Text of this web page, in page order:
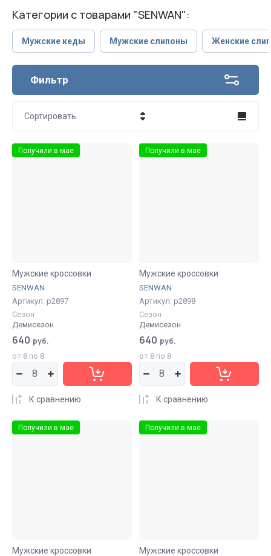
Категории с товарами "SENWAN":
Мужские кеды Мужские слипоны Женские
Фильтр
Сортировать
Получили в мае
Мужские кроссовки
SENWAN
Артикул: р2897
Сезон
Демисезон
640 руб.
от 8 по 8
К сравнению
Получили в мае
Мужские кроссовки
SENWAN
Артикул: р2898
Сезон
Демисезон
640 руб.
от 8 по 8
К сравнению
Получили в мае
Мужские кроссовки
Получили в мае
Мужские кроссовки